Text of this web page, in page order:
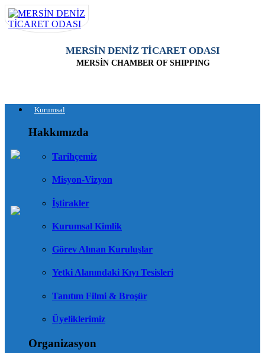
MERSİN DENİZ TİCARET ODASI
MERSİN CHAMBER OF SHIPPING
Kurumsal
Hakkımızda
Tarihçemiz
Misyon-Vizyon
İştirakler
Kurumsal Kimlik
Görev Alınan Kuruluşlar
Yetki Alanındaki Kıyı Tesisleri
Tanıtım Filmi & Broşür
Üyeliklerimiz
Organizasyon